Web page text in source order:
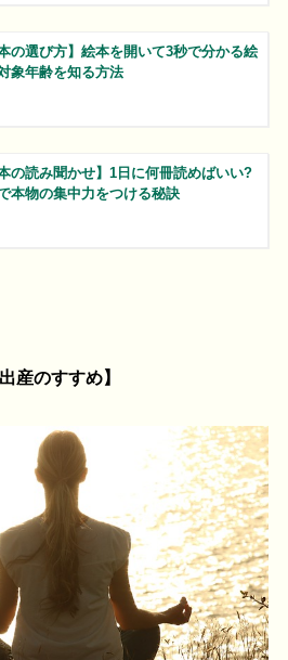
本の選び方】絵本を開いて3秒で分かる絵
象年齢を知る方法
本の読み聞かせ】1日に何冊読めばいい?
本物の集中力をつける秘訣
産のすすめ】